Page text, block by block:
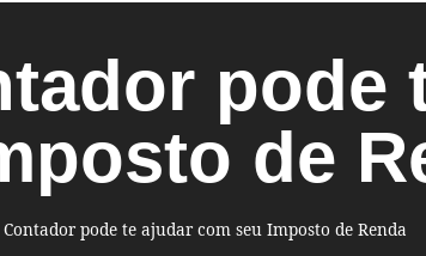
pode
de
Contador pode te ajudar com seu Imposto de Renda